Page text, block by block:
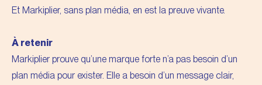
Et Markiplier, sans plan média, en est la preuve vivante.
À retenir
Markiplier prouve qu’une marque forte n’a pas besoin d’un
plan média pour exister. Elle a besoin d’un message clair,